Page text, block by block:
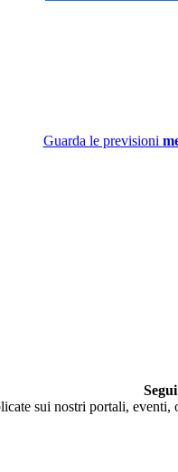
Guarda le previsioni
sui nostri portali,